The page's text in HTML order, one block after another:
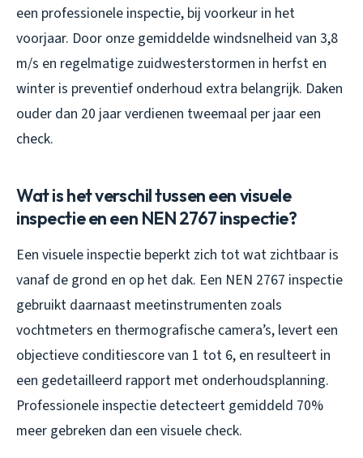
een professionele inspectie, bij voorkeur in het
voorjaar. Door onze gemiddelde windsnelheid van 3,8
m/s en regelmatige zuidwesterstormen in herfst en
winter is preventief onderhoud extra belangrijk. Daken
ouder dan 20 jaar verdienen tweemaal per jaar een
check.
Wat is het verschil tussen een visuele
inspectie en een NEN 2767 inspectie?
Een visuele inspectie beperkt zich tot wat zichtbaar is
vanaf de grond en op het dak. Een NEN 2767 inspectie
gebruikt daarnaast meetinstrumenten zoals
vochtmeters en thermografische camera’s, levert een
objectieve conditiescore van 1 tot 6, en resulteert in
een gedetailleerd rapport met onderhoudsplanning.
Professionele inspectie detecteert gemiddeld 70%
meer gebreken dan een visuele check.